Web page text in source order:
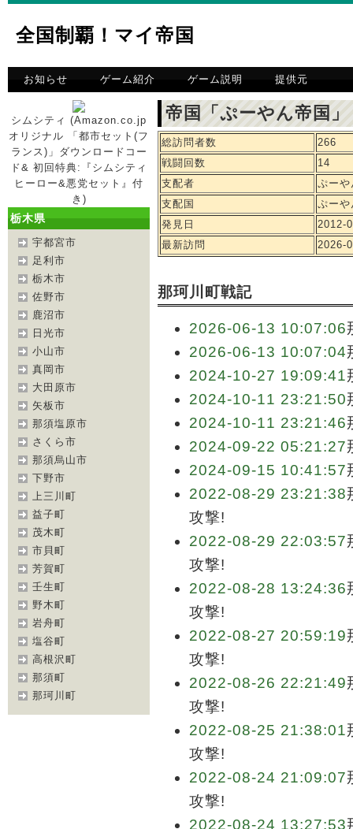
全国制覇！マイ帝国
お知らせ ゲーム紹介 ゲーム説明 提供元
シムシティ (Amazon.co.jp
オリジナル 「都市セット(フ
ランス)」ダウンロードコー
ド& 初回特典:『シムシティ
ヒーロー&悪党セット』付
き)
栃木県
宇都宮市
足利市
栃木市
佐野市
鹿沼市
日光市
小山市
真岡市
大田原市
矢板市
那須塩原市
さくら市
那須烏山市
下野市
上三川町
益子町
茂木町
市貝町
芳賀町
壬生町
野木町
岩舟町
塩谷町
高根沢町
那須町
那珂川町
帝国「ぷーやん帝国
総訪問者数
266
戦闘回数
14
支配者
ぷーや
支配国
ぷー
発見日
2012-
最新訪問
2026-
那珂川町戦記
2026-06-13 10:07:06
2026-06-13 10:07:04
2024-10-27 19:09:41
2024-10-11 23:21:50
2024-10-11 23:21:46
2024-09-22 05:21:27
2024-09-15 10:41:57
2022-08-29 23:21:38
攻撃!
2022-08-29 22:03:57
攻撃!
2022-08-28 13:24:36
攻撃!
2022-08-27 20:59:19
攻撃!
2022-08-26 22:21:49
攻撃!
2022-08-25 21:38:01
攻撃!
2022-08-24 21:09:07
攻撃!
2022-08-24 13:27:53